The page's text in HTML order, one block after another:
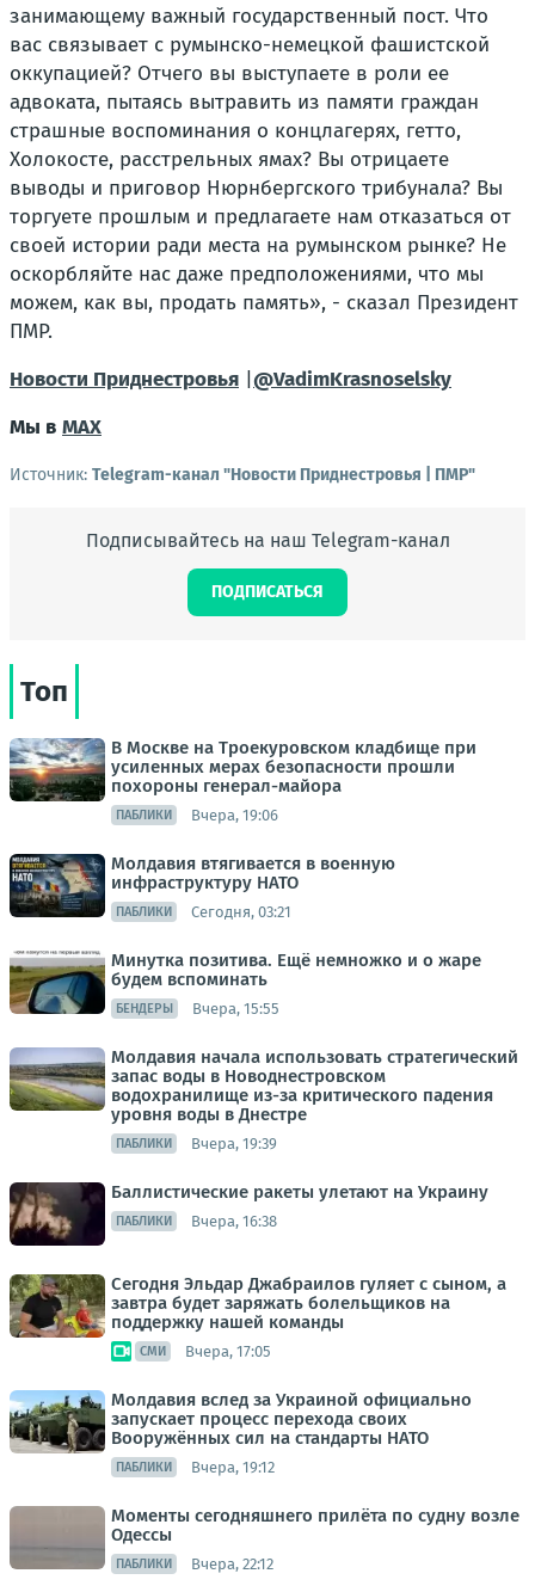
занимающему важный государственный пост. Что
вас связывает с румынско-немецкой фашистской
оккупацией? Отчего вы выступаете в роли ее
адвоката, пытаясь вытравить из памяти граждан
страшные воспоминания о концлагерях, гетто,
Холокосте, расстрельных ямах? Вы отрицаете
выводы и приговор Нюрнбергского трибунала? Вы
торгуете прошлым и предлагаете нам отказаться от
своей истории ради места на румынском рынке? Не
оскорбляйте нас даже предположениями, что мы
можем, как вы, продать память», - сказал Президент
ПМР.
Новости Приднестровья @VadimKrasnoselsky
Мы в MAX
Источник: Telegram-канал "Новости Приднестровья | ПМР"
Подписывайтесь на наш Telegram-канал
ПОДПИСАТЬСЯ
Топ
В Москве на Троекуровском кладбище при
усиленных мерах безопасности прошли
похороны генерал-майора
ПАБЛИКИ Вчера, 19:06
Молдавия втягивается в военную
инфраструктуру НАТО
ПАБЛИКИ Сегодня, 03:21
Минутка позитива. Ещё немножко и о жаре
будем вспоминать
БЕНДЕРЫ Вчера, 15:55
Молдавия начала использовать стратегический
запас воды в Новоднестровском
водохранилище из-за критического падения
уровня воды в Днестре
ПАБЛИКИ Вчера, 19:39
Баллистические ракеты улетают на Украину
ПАБЛИКИ Вчера, 16:38
Сегодня Эльдар Джабраилов гуляет с сыном, а
завтра будет заряжать болельщиков на
поддержку нашей команды
СМИ Вчера, 17:05
Молдавия вслед за Украиной официально
запускает процесс перехода своих
Вооружённых сил на стандарты НАТО
ПАБЛИКИ Вчера, 19:12
Моменты сегодняшнего прилёта по судну возле
Одессы
ПАБЛИКИ Вчера, 22:12